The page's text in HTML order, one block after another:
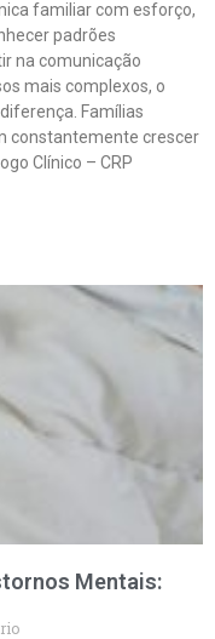
familiar com esforço,
padrões
na comunicação
mais complexos, o
Famílias
constantemente crescer
Clínico – CRP
Mentais: